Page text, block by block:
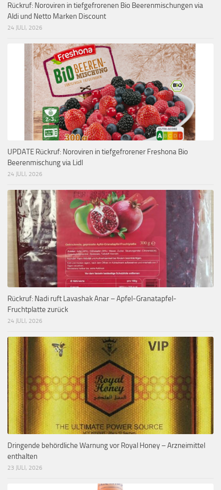
Rückruf: Noroviren in tiefgefrorenen Bio Beerenmischungen via
Aldi und Netto Marken Discount
24 JULI, 2026
UPDATE Rückruf: Noroviren in tiefgefrorener Freshona Bio
Beerenmischung via Lidl
24 JULI, 2026
Rückruf: Nadi ruft Lavashak Anar – Apfel-Granatapfel-
Fruchtplatte zurück
24 JULI, 2026
Dringende behördliche Warnung vor Royal Honey – Arzneimittel
enthalten
23 JULI, 2026